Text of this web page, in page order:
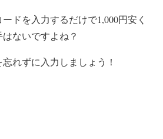
ドを入力するだけで1,000円安く
ないですよね？
れずに入力しましょう！